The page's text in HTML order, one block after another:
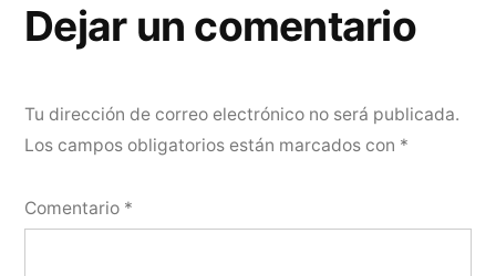
Dejar un comentario
Tu dirección de correo electrónico no será publicada.
Los campos obligatorios están marcados con *
Comentario *